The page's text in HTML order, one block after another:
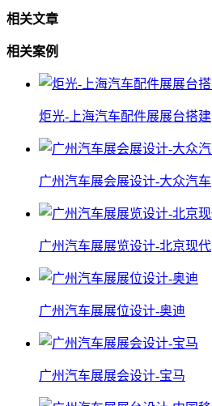
相关文章
相关案例
炬光-上海汽车配件展展台搭建
广州汽车展会展设计-大众汽车
广州汽车展展览设计-北京现代
广州汽车展展位设计-奥迪
广州汽车展展会设计-宝马